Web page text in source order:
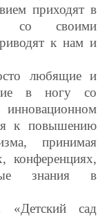
приходят в
со своими
к нам и
любящие и
в ногу со
к повышению
принимая
конференциях,
знания в
сад